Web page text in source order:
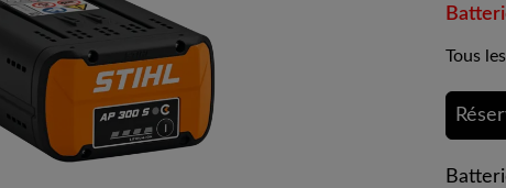
Tous